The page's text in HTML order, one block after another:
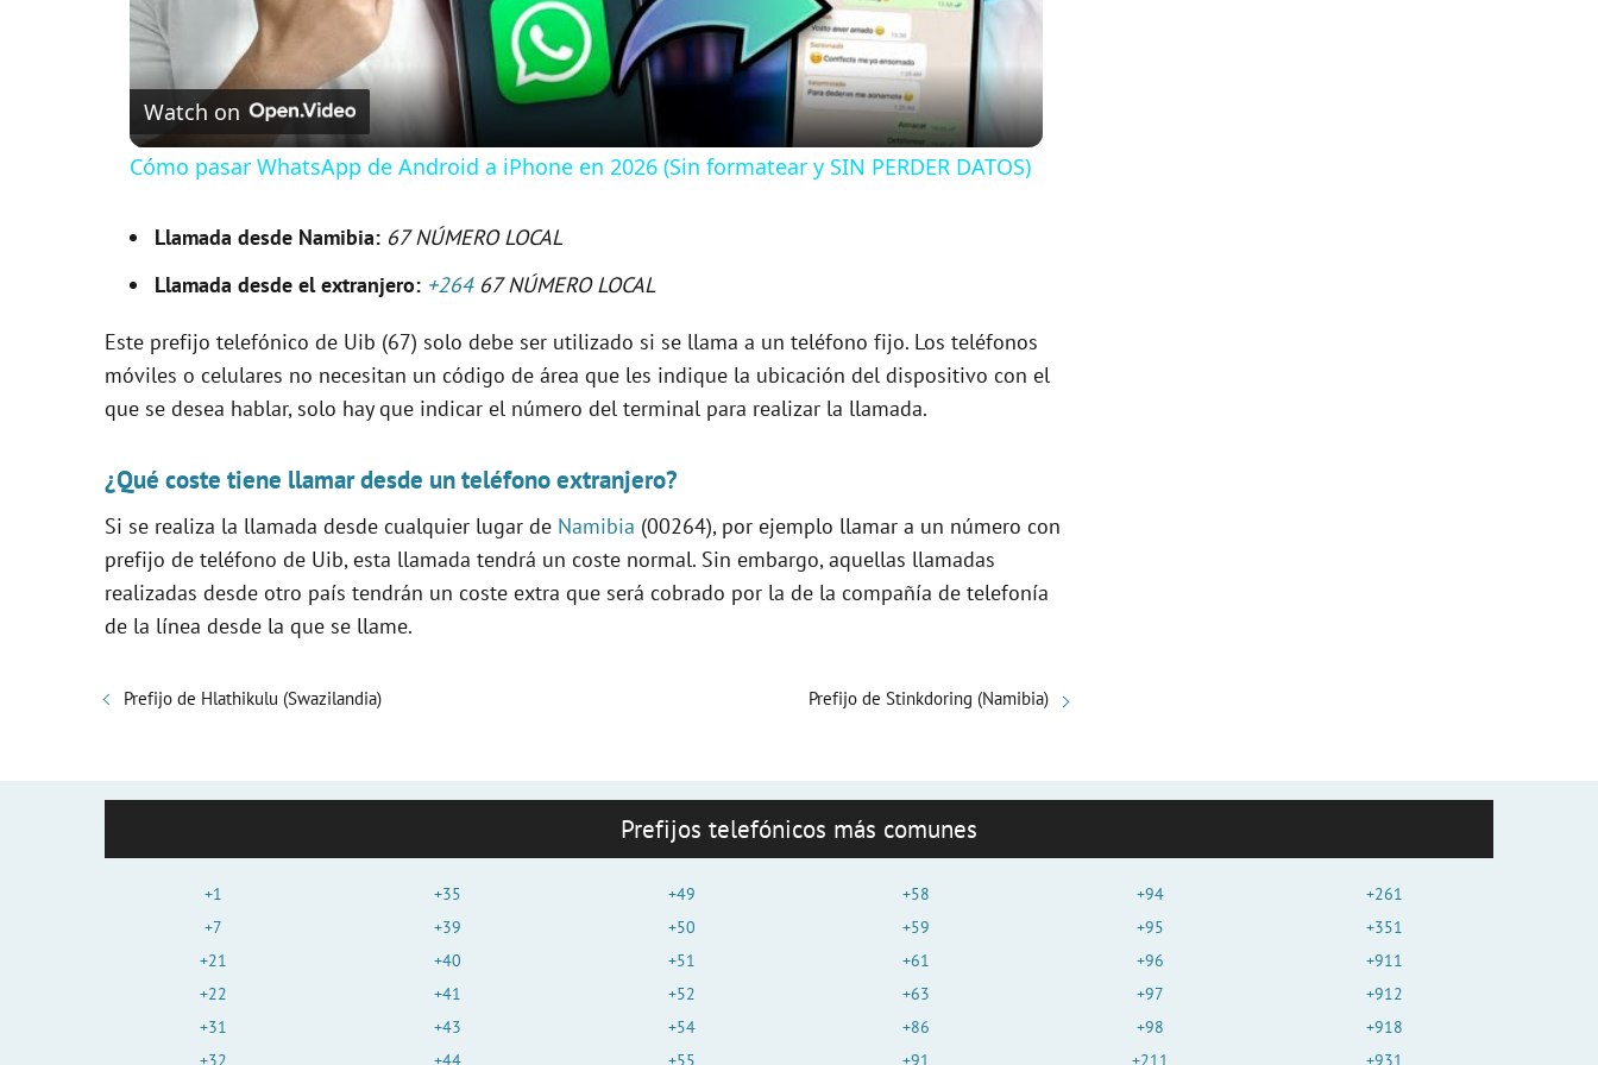
a
y
i
d
e
o
Watch on
Cómo pasar WhatsApp de Android a iPhone en 2026 (Sin formatear y SIN PERDER DATOS)
Llamada desde Namibia: 67 NÚMERO LOCAL
Llamada desde el extranjero: +26467 NÚMERO LOCAL
Este prefijo telefónico de Uib (67) solo debe ser utilizado si se llama a un teléfono fijo. Los teléfonos
móviles o celulares no necesitan un código de área que les indique la ubicación del dispositivo con el
que se desea hablar, solo hay que indicar el número del terminal para realizar la llamada.
¿Qué coste tiene llamar desde un teléfono extranjero?
Si se realiza la llamada desde cualquier lugar de Namibia (00264), por ejemplo llamar a un número con
prefijo de teléfono de Uib, esta llamada tendrá un coste normal. Sin embargo, aquellas llamadas
realizadas desde otro país tendrán un coste extra que será cobrado por la de la compañía de telefonía
de la línea desde la que se llame.
Prefijo de Hlathikulu (Swazilandia) Prefijo de Stinkdoring (Namibia)
Prefijos telefónicos más comunes
+1
+7
+21
+22
+31
+32
+35
+39
+40
+41
+43
+44
+49
+50
+51
+52
+54
+55
+58
+59
+61
+63
+86
+91
+94
+95
+96
+97
+98
+211
+261
+351
+911
+912
+918
+931